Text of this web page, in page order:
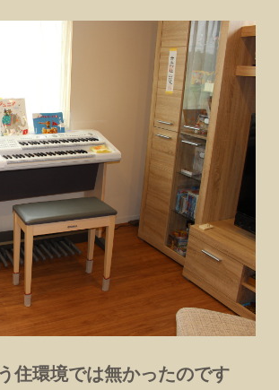
住環境では無かったのです